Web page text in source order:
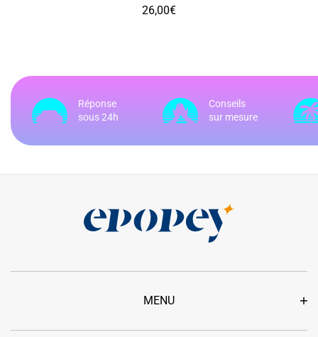
26,00€
Réponse
sous 24h
Conseils
sur mesure
MENU